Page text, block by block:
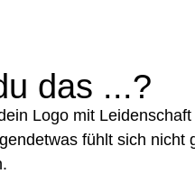
das ...?
Logo mit
fühlt sich nicht